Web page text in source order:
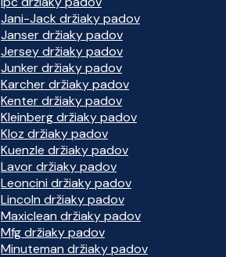
Jani-Jack držiaky padov
Janser držiaky padov
Jersey držiaky padov
Junker držiaky padov
Karcher držiaky padov
Kenter držiaky padov
Kleinberg držiaky padov
Kloz držiaky padov
Kuenzle držiaky padov
Lavor držiaky padov
Leoncini držiaky padov
Lincoln držiaky padov
Maxiclean držiaky padov
Mfg držiaky padov
Minuteman držiaky padov